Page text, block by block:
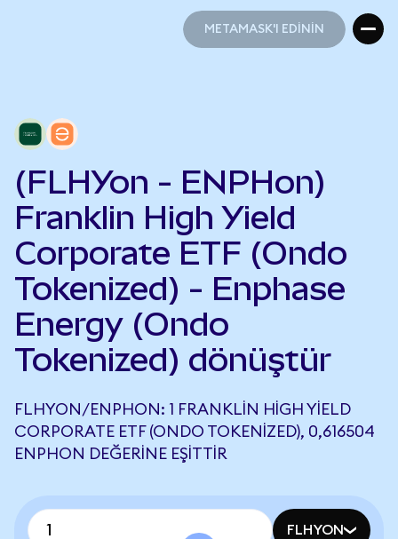
METAMASK'I EDİNİN
(FLHYon - ENPHon)
Franklin High Yield
Corporate ETF (Ondo
Tokenized) - Enphase
Energy (Ondo
Tokenized) dönüştür
FLHYON/ENPHON: 1 FRANKLIN HIGH YIELD
CORPORATE ETF (ONDO TOKENIZED), 0,616504
ENPHON DEĞERINE EŞITTIR
FLHYON